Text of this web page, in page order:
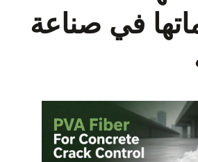
في صناعة